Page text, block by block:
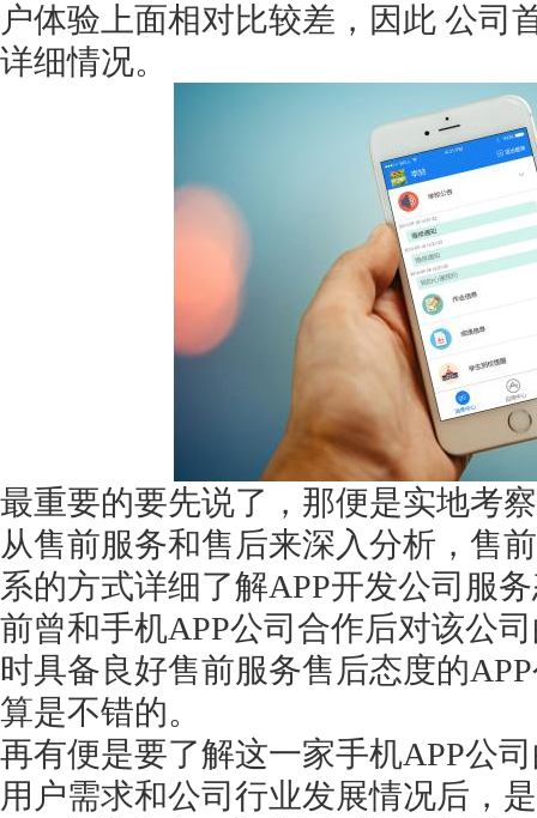
户体验上面相对比较差，因此 公司
详细情况。
最重要的要先说了，那便是实地考察
从售前服务和售后来深入分析，售
系的方式详细了解APP开发公司服
前曾和手机APP公司合作后对该公
时具备良好售前服务售后态度的
算是不错的。
再有便是要了解这一家手机APP公
用户需求和公司行业发展情况后，
1万个想法不如1次的方案落地
扫码添加[商务总监]沟通方案
扫码沟通